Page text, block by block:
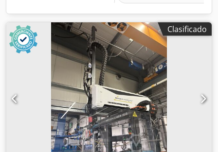
Clasificado